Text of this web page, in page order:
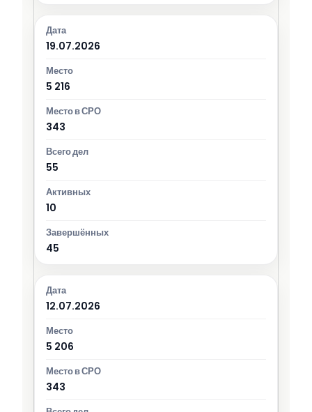
19.07.2026
5 216
343
55
10
45
12.07.2026
5 206
343